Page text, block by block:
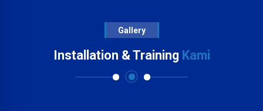
Gallery
Installation & Training Kami